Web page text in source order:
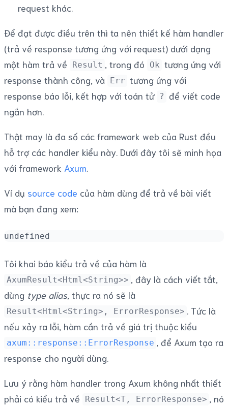
request khác.
Để đạt được điều trên thì ta nên thiết kế hàm handler
(trả về response tương ứng với request) dưới dạng
một hàm trả về
Result , trong đó Ok tương ứng với
response thành công, và
Err tương ứng với
response báo lỗi, kết hợp với toán tử ? để viết code
ngắn hơn.
Thật may là đa số các framework web của Rust đều
hỗ trợ các handler kiểu này. Dưới đây tôi sẽ minh họa
với framework Axum
Ví dụ source code của hàm dùng để trả về bài viết
mà bạn đang xem:
undefined
Tôi khai báo kiểu trả về của hàm là
AxumResult<Html<String>>
, đây là cách viết tắt,
dùng type alias , thực ra nó sẽ là
Result<Html<String>, ErrorResponse>
. Tức là
nếu xảy ra lỗi, hàm cần trả về giá trị thuộc kiểu
axum::response::ErrorResponse
, để Axum tạo ra
response cho người dùng.
Lưu ý rằng hàm handler trong Axum không nhất thiết
phải có kiểu trả về
Result<T, ErrorResponse>
, nó